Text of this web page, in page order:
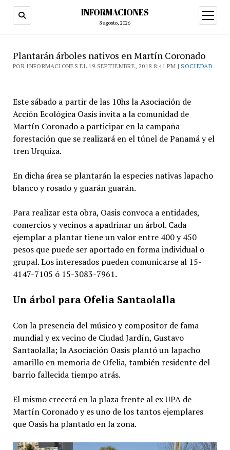
INFORMACIONES
8 agosto, 2026
abrir
menú
Plantarán árboles nativos en Martín Coronado
POR INFORMACIONES EL 19 SEPTIEMBRE, 2018 8:41 PM | SOCIEDAD
Este sábado a partir de las 10hs la Asociación de
Acción Ecológica Oasis invita a la comunidad de
Martín Coronado a participar en la campaña
forestación que se realizará en el túnel de Panamá y el
tren Urquiza.
En dicha área se plantarán la especies nativas lapacho
blanco y rosado y guarán guarán.
Para realizar esta obra, Oasis convoca a entidades,
comercios y vecinos a apadrinar un árbol. Cada
ejemplar a plantar tiene un valor entre 400 y 450
pesos que puede ser aportado en forma individual o
grupal. Los interesados pueden comunicarse al 15-
4147-7105 ó 15-3083-7961.
Un árbol para Ofelia Santaolalla
Con la presencia del músico y compositor de fama
mundial y ex vecino de Ciudad Jardín, Gustavo
Santaolalla; la Asociación Oasis plantó un lapacho
amarillo en memoria de Ofelia, también residente del
barrio fallecida tiempo atrás.
El mismo crecerá en la plaza frente al ex UPA de
Martín Coronado y es uno de los tantos ejemplares
que Oasis ha plantado en la zona.